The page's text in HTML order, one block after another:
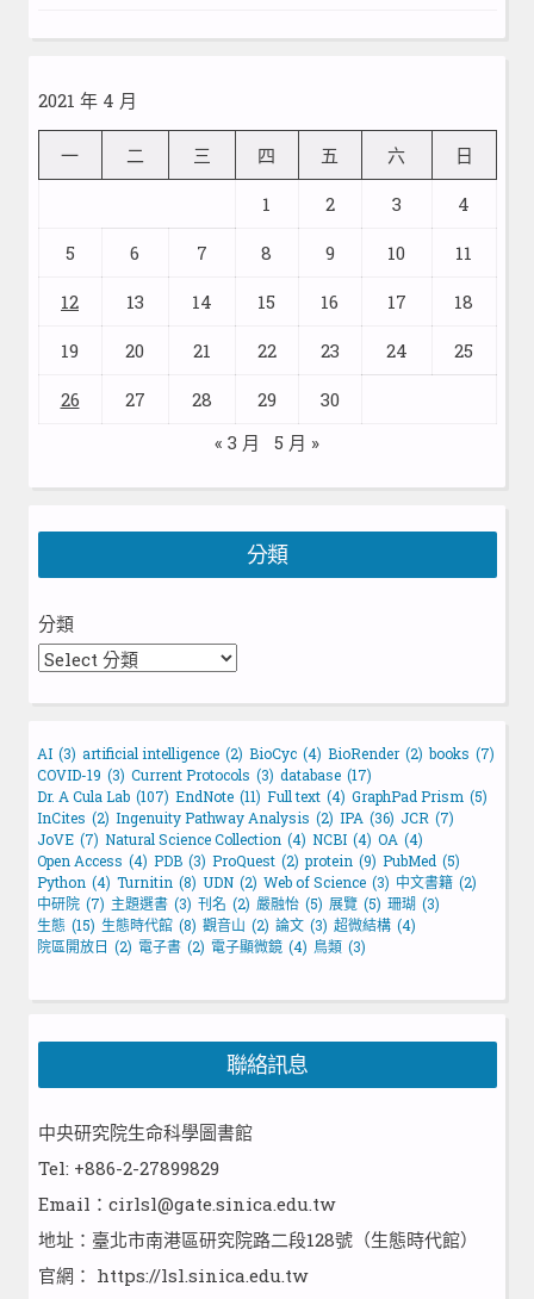
2021 年 4 月
一 二 三 四 五 六 日
1 2 3 4
5 6 7 8 9 10 11
12 13 14 15 16 17 18
19 20 21 22 23 24 25
26 27 28 29
30
« 3 月
5 月 »
分類
分類
AI (3) artificial intelligence (2) BioCyc (4) BioRender (2) books (7)
COVID-19 (3) Current Protocols (3) database (17)
Dr. A Cula Lab (107) EndNote (11) Full text (4) GraphPad Prism (5)
InCites (2) Ingenuity Pathway Analysis (2) IPA (36) JCR (7)
JoVE (7) Natural Science Collection (4) NCBI (4) OA (4)
Open Access (4) PDB (3) ProQuest (2) protein (9) PubMed (5)
Python (4) Turnitin (8) UDN (2) Web of Science (3) 中文書籍 (2)
中研院 (7) 主題選書 (3) 刊名 (2) 嚴融怡 (5) 展覽 (5) 珊瑚 (3)
生態 (15) 生態時代館 (8) 觀音山 (2) 論文 (3) 超微結構 (4)
院區開放日 (2) 電子書 (2) 電子顯微鏡 (4) 鳥類 (3)
聯絡訊息
中央研究院生命科學圖書館
Tel: +886-2-27899829
Email：cirlsl@gate.sinica.edu.tw
地址：臺北市南港區研究院路二段128號（生態時代館）
官網： https://lsl.sinica.edu.tw